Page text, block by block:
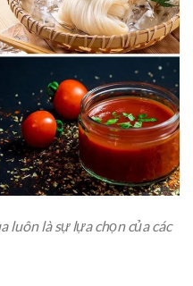
luôn là sự lựa chọn của các